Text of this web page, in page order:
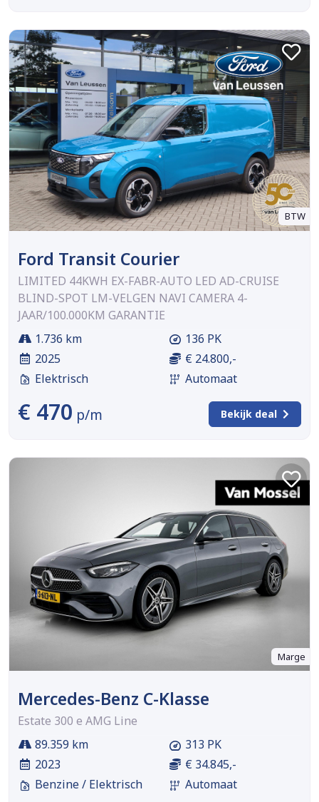
BTW
Ford Transit Courier
LIMITED 44KWH EX-FABR-AUTO LED AD-CRUISE
BLIND-SPOT LM-VELGEN NAVI CAMERA 4-
JAAR/100.000KM GARANTIE
1.736 km
2025
Elektrisch
136 PK
€ 24.800,-
Automaat
€ 470 p/m Bekijk deal
Marge
Mercedes-Benz C-Klasse
Estate 300 e AMG Line
89.359 km
2023
Benzine / Elektrisch
313 PK
€ 34.845,-
Automaat